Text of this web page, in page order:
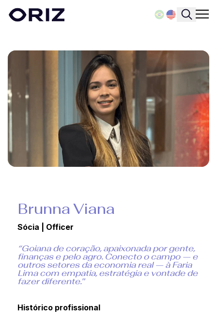
Brunna Viana
Sócia | Officer
“Goiana de coração, apaixonada por gente,
finanças e pelo agro. Conecto o campo — e
outros setores da economia real — à Faria
Lima com empatia, estratégia e vontade de
fazer diferente."
Histórico profissional